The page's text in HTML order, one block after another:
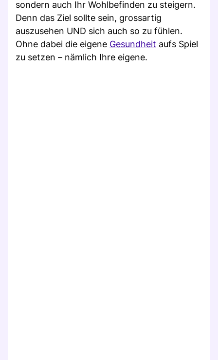
sondern auch Ihr Wohlbefinden zu steigern.
Denn das Ziel sollte sein, grossartig
auszusehen UND sich auch so zu fühlen.
Ohne dabei die eigene Gesundheit aufs Spiel
zu setzen – nämlich Ihre eigene.